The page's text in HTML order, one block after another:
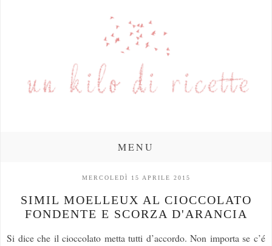
MENU
MERCOLEDÌ 15 APRILE 2015
SIMIL MOELLEUX AL CIOCCOLATO
FONDENTE E SCORZA D'ARANCIA
Si dice che il cioccolato metta tutti d’accordo. Non importa se c’é